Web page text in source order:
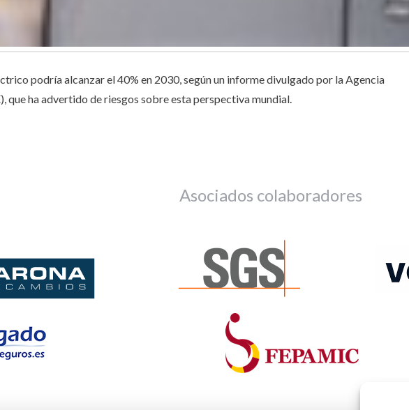
podría alcanzar el 40% en 2030, según un informe divulgado por la Agencia
que ha advertido de riesgos sobre esta perspectiva mundial.
Asociados colaboradores